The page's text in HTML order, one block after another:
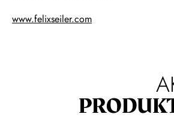
www.felixseiler.com